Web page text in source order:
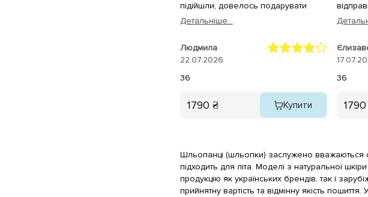
підійшли, довелось подарувати
Детальнiше...
Людмила
22.07.2026
36
1790 ₴ Купити
36
Шльопанці (шльопки) заслужено вважаються
підходить для літа. Моделі з натуральної
продукцію як українських брендів, так і
прийнятну вартість та відмінну якість